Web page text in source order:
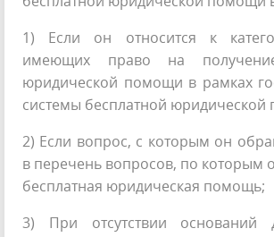
1) Если он относится к
имеющих право на
юридической помощи в рамках
системы бесплатной
2) Если вопрос, с которым он
в перечень вопросов, по которым
бесплатная юридическая помощь;
3) При отсутствии оснований